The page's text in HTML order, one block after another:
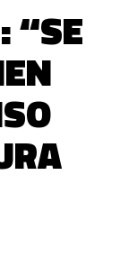
“SE